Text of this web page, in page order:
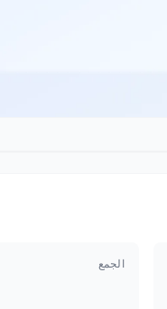
الجمع